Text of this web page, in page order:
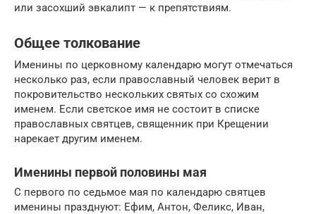
или засохший эвкалипт — к препятствиям.
Общее толкование
Именины по церковному календарю могут отмечаться
несколько раз, если православный человек верит в
покровительство нескольких святых со схожим
именем. Если светское имя не состоит в списке
православных святцев, священник при Крещении
нарекает другим именем.
Именины первой половины мая
С первого по седьмое мая по календарю святцев
именины празднуют: Ефим, Антон, Феликс, Иван,